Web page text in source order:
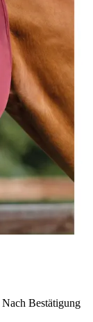
Nach Bestätigung